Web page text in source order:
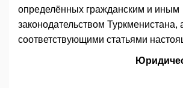
определённых гражданским и иным
законодательством Туркменистана,
соответствующими статьями